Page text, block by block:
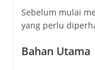
Sebelum mulai
yang perlu
Bahan Utama